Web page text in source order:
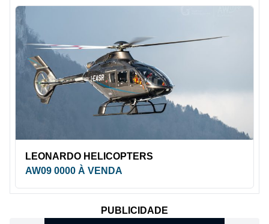
LEONARDO HELICOPTERS
AW09 0000 À VENDA
PUBLICIDADE